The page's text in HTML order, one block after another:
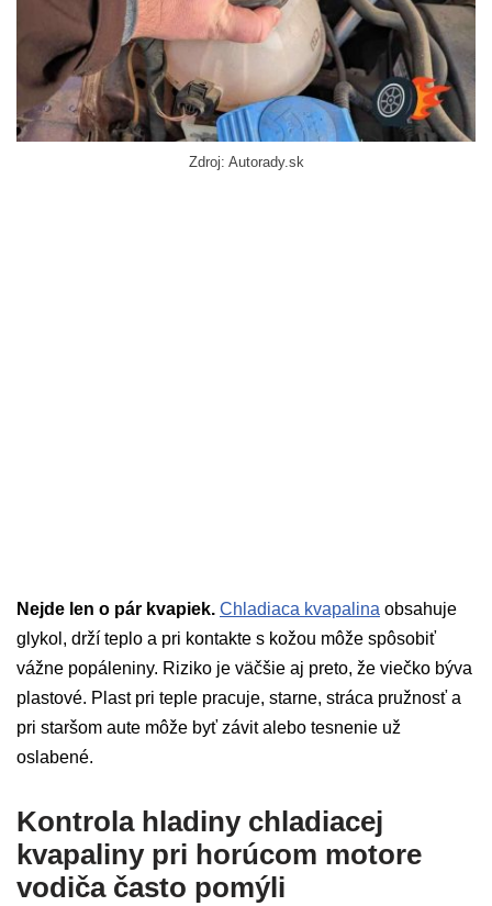
Zdroj: Autorady.sk
Nejde len o pár kvapiek. Chladiaca kvapalina obsahuje
glykol, drží teplo a pri kontakte s kožou môže spôsobiť
vážne popáleniny. Riziko je väčšie aj preto, že viečko býva
plastové. Plast pri teple pracuje, starne, stráca pružnosť a
pri staršom aute môže byť závit alebo tesnenie už
oslabené.
Kontrola hladiny chladiacej
kvapaliny pri horúcom motore
vodiča často pomýli